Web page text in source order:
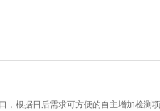
根据日后需求可方便的自主增加检测